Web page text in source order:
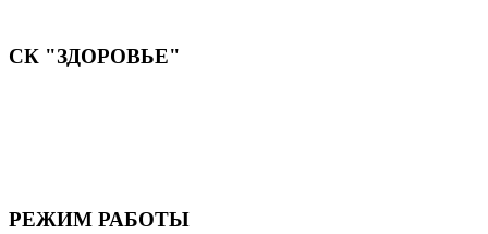
СК "ЗДОРОВЬЕ"
РЕЖИМ РАБОТЫ